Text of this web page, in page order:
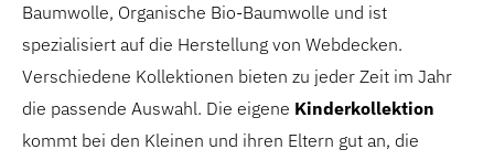
Baumwolle, Organische Bio-Baumwolle und ist
spezialisiert auf die Herstellung von Webdecken.
Verschiedene Kollektionen bieten zu jeder Zeit im Jahr
die passende Auswahl. Die eigene Kinderkollektion
kommt bei den Kleinen und ihren Eltern gut an, die